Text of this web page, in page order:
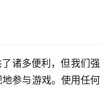
诸多便利，但我们强
参与游戏。使用任何